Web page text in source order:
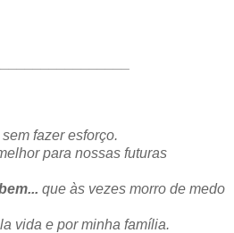
fazer esforço.
para nossas futuras
que às vezes morro de medo
vida e por minha família.